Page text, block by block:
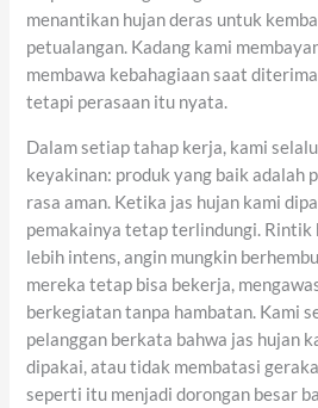
menantikan hujan deras untuk
petualangan. Kadang kami
membawa kebahagiaan saat
tetapi perasaan itu nyata.
Dalam setiap tahap kerja, kami
keyakinan: produk yang baik adalah
rasa aman. Ketika jas hujan kami
pemakainya tetap terlindungi. Rintik
lebih intens, angin mungkin
mereka tetap bisa bekerja,
berkegiatan tanpa hambatan. Kami
pelanggan berkata bahwa jas hujan
dipakai, atau tidak membatasi
seperti itu menjadi dorongan besar